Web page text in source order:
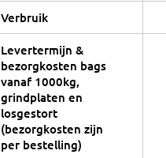
Verbruik
Levertermijn &
bezorgkosten bags
vanaf 1000kg,
grindplaten en
losgestort
(bezorgkosten zijn
per bestelling)